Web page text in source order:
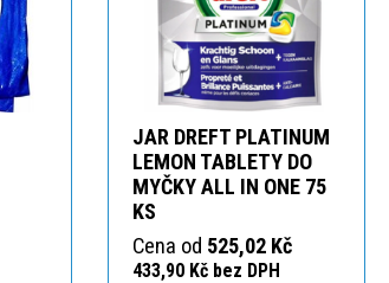
JAR DREFT PLATINUM
LEMON TABLETY DO
MYČKY ALL IN ONE 75
KS
Cena od 525,02 Kč
433,90 Kč bez DPH